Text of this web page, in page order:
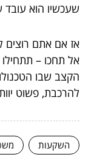
שעכשיו הוא עובד
אז אם אתם
הקצב שבו
להרכבת, פשוט
השקעות